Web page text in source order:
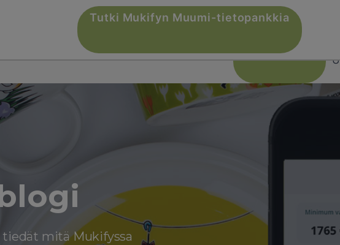
Avaa Mukify
mitä Mukifyssa
Tutki Mukifyn Muumi-tietopankkia